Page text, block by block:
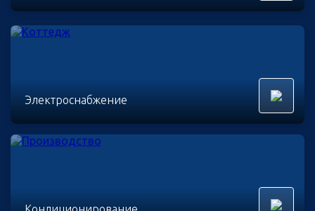
Электроснабжение